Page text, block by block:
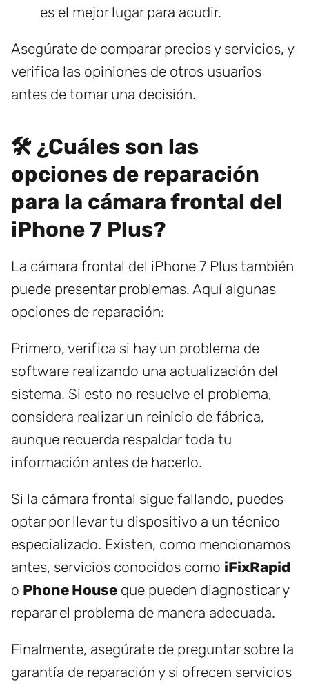
es el mejor lugar para acudir.
Asegúrate de comparar precios y servicios, y
verifica las opiniones de otros usuarios
antes de tomar una decisión.
🛠️ ¿Cuáles son las
opciones de reparación
para la cámara frontal del
iPhone 7 Plus?
La cámara frontal del iPhone 7 Plus también
puede presentar problemas. Aquí algunas
opciones de reparación:
Primero, verifica si hay un problema de
software realizando una actualización del
sistema. Si esto no resuelve el problema,
considera realizar un reinicio de fábrica,
aunque recuerda respaldar toda tu
información antes de hacerlo.
Si la cámara frontal sigue fallando, puedes
optar por llevar tu dispositivo a un técnico
especializado. Existen, como mencionamos
antes, servicios conocidos como iFixRapid
o Phone House que pueden diagnosticar y
reparar el problema de manera adecuada.
Finalmente, asegúrate de preguntar sobre la
garantía de reparación y si ofrecen servicios